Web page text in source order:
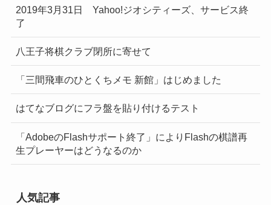
2019年3月31日 Yahoo!ジオシティーズ、サービス終
了
八王子将棋クラブ閉所に寄せて
「三間飛車のひとくちメモ 新館」はじめました
はてなブログにフラ盤を貼り付けるテスト
「AdobeのFlashサポート終了」によりFlashの棋譜再
生プレーヤーはどうなるのか
人気記事